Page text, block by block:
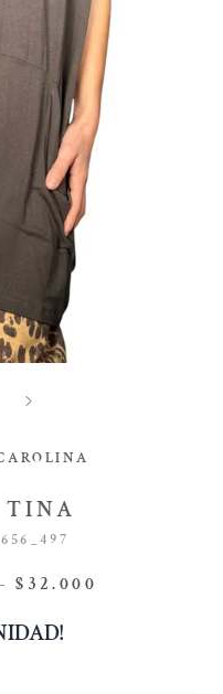
TINA
$32.000